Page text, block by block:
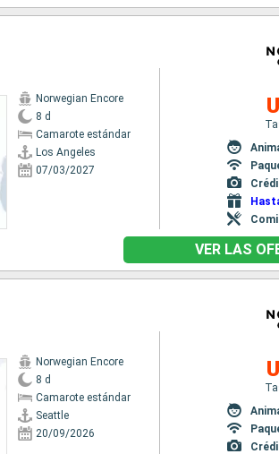
Norwegian Encore
8 d
Camarote estándar
Los Angeles
07/03/2027
VER LAS
Norwegian Encore
8 d
Camarote estándar
Seattle
20/09/2026